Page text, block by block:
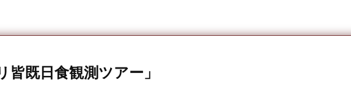
皆既日食観測ツアー」